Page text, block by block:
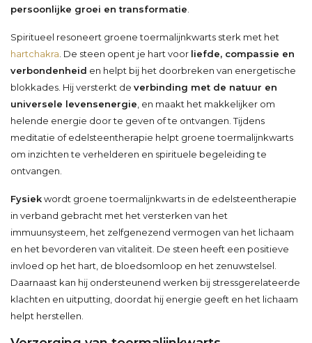
persoonlijke groei en transformatie
Spiritueel resoneert groene toermalijnkwarts sterk met het
hartchakra . De steen opent je hart voor liefde, compassie en
verbondenheid en helpt bij het doorbreken van energetische
blokkades. Hij versterkt de verbinding met de natuur en
universele levensenergie , en maakt het makkelijker om
helende energie door te geven of te ontvangen. Tijdens
meditatie of edelsteentherapie helpt groene toermalijnkwarts
om inzichten te verhelderen en spirituele begeleiding te
ontvangen.
Fysiekwordt groene toermalijnkwarts in de edelsteentherapie
in verband gebracht met het versterken van het
immuunsysteem, het zelfgenezend vermogen van het lichaam
en het bevorderen van vitaliteit. De steen heeft een positieve
invloed op het hart, de bloedsomloop en het zenuwstelsel.
Daarnaast kan hij ondersteunend werken bij stressgerelateerde
klachten en uitputting, doordat hij energie geeft en het lichaam
helpt herstellen.